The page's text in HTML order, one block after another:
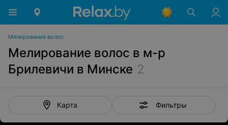
Мелирование волос
Мелирование волос в м-р
Брилевичи в Минске 2
Карта Фильтры